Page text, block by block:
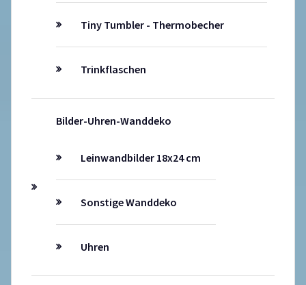
Tiny Tumbler - Thermobecher
Trinkflaschen
Bilder-Uhren-Wanddeko
Leinwandbilder 18x24 cm
Sonstige Wanddeko
Uhren